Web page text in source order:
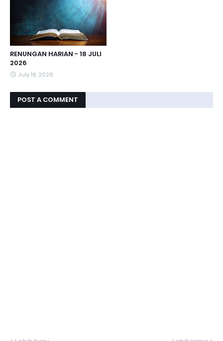
RENUNGAN HARIAN - 18 JULI
2026
July 18, 2026
POST A COMMENT